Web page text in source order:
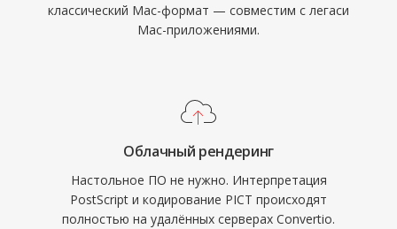
классический Mac-формат — совместим с легаси
Mac-приложениями.
Облачный рендеринг
Настольное ПО не нужно. Интерпретация
PostScript и кодирование PICT происходят
полностью на удалённых серверах Convertio.